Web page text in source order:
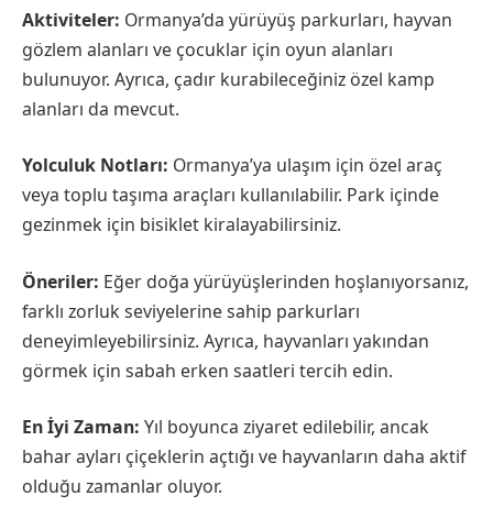
Aktiviteler: Ormanya’da yürüyüş parkurları, hayvan
gözlem alanları ve çocuklar için oyun alanları
bulunuyor. Ayrıca, çadır kurabileceğiniz özel kamp
alanları da mevcut.
Yolculuk Notları: Ormanya’ya ulaşım için özel araç
veya toplu taşıma araçları kullanılabilir. Park içinde
gezinmek için bisiklet kiralayabilirsiniz.
Öneriler: Eğer doğa yürüyüşlerinden hoşlanıyorsanız,
farklı zorluk seviyelerine sahip parkurları
deneyimleyebilirsiniz. Ayrıca, hayvanları yakından
görmek için sabah erken saatleri tercih edin.
En İyi Zaman: Yıl boyunca ziyaret edilebilir, ancak
bahar ayları çiçeklerin açtığı ve hayvanların daha aktif
olduğu zamanlar oluyor.